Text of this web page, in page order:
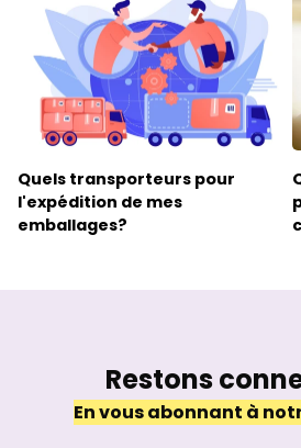
Quels transporteurs pour
l'expédition de mes
emballages?
Restons
En vous abonnant à